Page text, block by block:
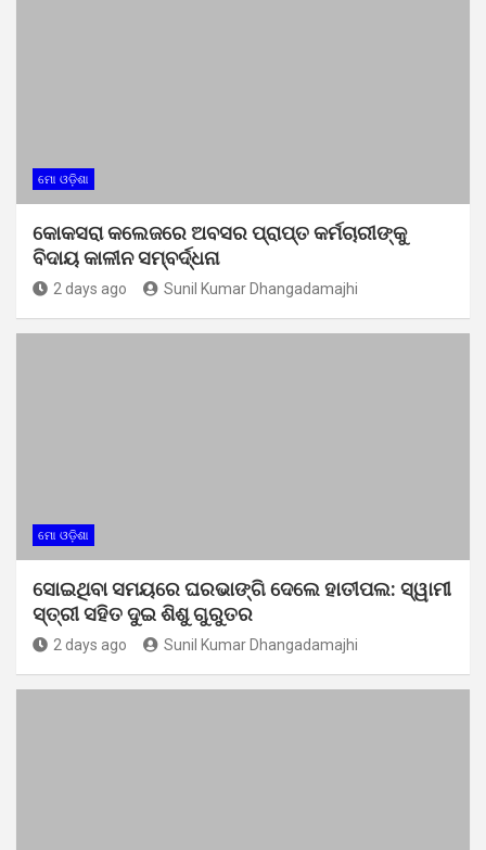
ମୋ ଓଡ଼ିଶା
କୋକସରା କଲେଜରେ ଅବସର ପ୍ରାପ୍ତ କର୍ମଚାରୀଙ୍କୁ
ବିଦାୟ କାଳୀନ ସମ୍ବର୍ଦ୍ଧନା
2 days ago Sunil Kumar Dhangadamajhi
ମୋ ଓଡ଼ିଶା
ସୋଇଥିବା ସମୟରେ ଘରଭାଙ୍ଗି ଦେଲେ ହାତୀପଲ: ସ୍ୱାମୀ
ସ୍ତ୍ରୀ ସହିତ ଦୁଇ ଶିଶୁ ଗୁରୁତର
2 days ago Sunil Kumar Dhangadamajhi